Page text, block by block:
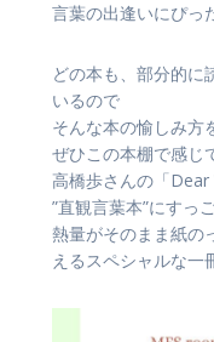
言葉の出逢いにぴっ
どの本も、部分的に
いるので
そんな本の愉しみ方
ぜひこの本棚で感じ
高橋歩さんの「
”直観言葉本”にすっ
熱量がそのまま紙の
えるスペシャルな一